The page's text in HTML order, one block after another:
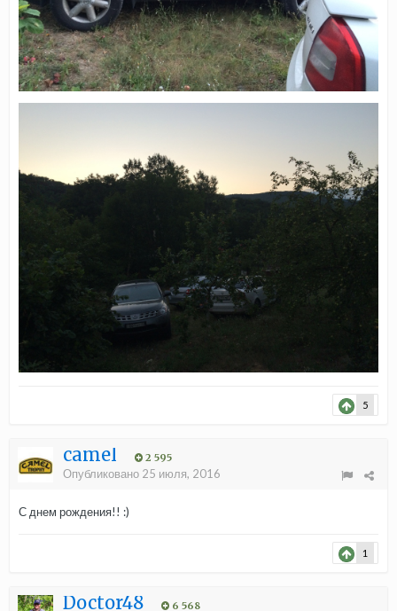
5
camel 2 595
Опубликовано 25 июля, 2016
С днем рождения!! :)
1
Doctor48 6 568